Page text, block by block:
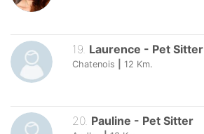
19. Laurence - Pet Sitter
Chatenois 12 Km.
20. Pauline - Pet Sitter